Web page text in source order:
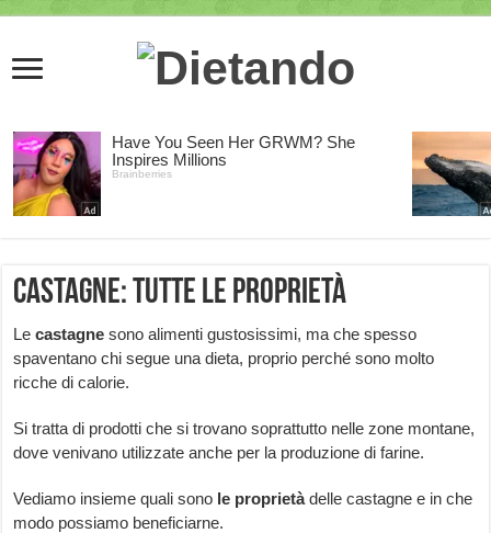
Castagne: tutte le proprietà
Lecastagne sono alimenti gustosissimi, ma che spesso
spaventano chi segue una dieta, proprio perché sono molto
ricche di calorie.
Si tratta di prodotti che si trovano soprattutto nelle zone montane,
dove venivano utilizzate anche per la produzione di farine.
Vediamo insieme quali sono le proprietàdelle castagne e in che
modo possiamo beneficiarne.